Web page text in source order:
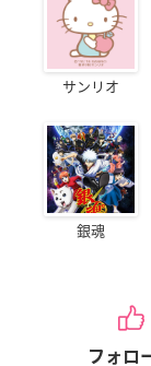
サンリオ
銀魂
フォロ